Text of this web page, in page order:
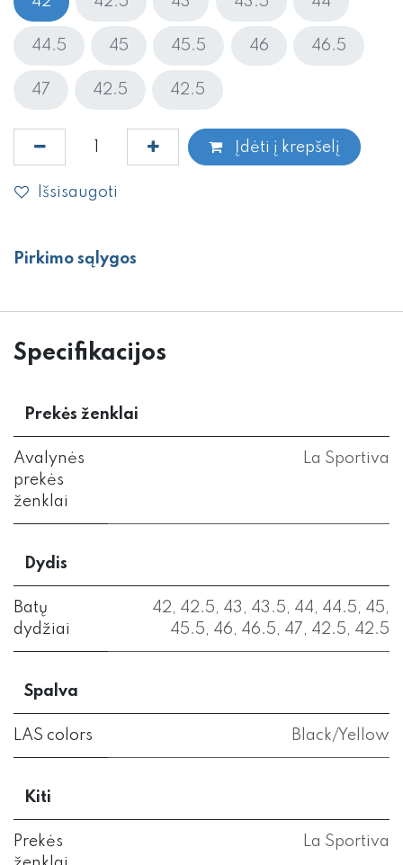
44.5 45 45.5 46 46.5
47 42.5 42.5
Įdėti į krepšelį
Išsisaugoti
Pirkimo sąlygos
Specifikacijos
Prekės ženklai
Avalynės
prekės
ženklai
La Sportiva
Dydis
Batų
dydžiai
42, 42.5, 43 , 43.5, 44, 44.5, 45,
45.5, 46, 46.5, 47 , 42.5, 42.5
Spalva
LAS colors Black/Yellow
Kiti
Prekės
La Sportiva